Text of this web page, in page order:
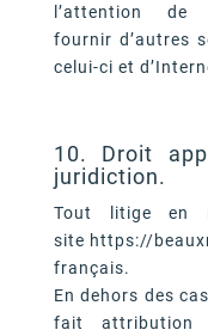
l’attention de
fournir d’autres
celui-ci et
10. Droit
juridiction.
Tout litige en
site https://
français.
En dehors des
fait attribution